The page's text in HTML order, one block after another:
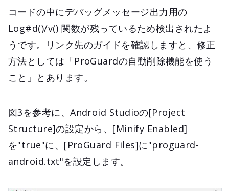
コードの中にデバッグメッセージ出力用の
Log#d()/v() 関数が残っているため検出されたよ
うです。リンク先のガイドを確認しますと、修正
方法としては「ProGuardの自動削除機能を使う
こと」とあります。
図3を参考に、Android Studioの[Project
Structure]の設定から、[Minify Enabled]
を"true"に、[ProGuard Files]に"proguard-
android.txt"を設定します。